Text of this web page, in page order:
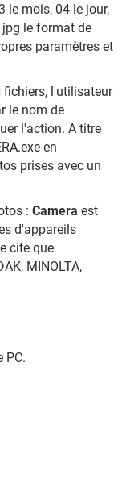
le mois, 04 le jour,
jpg le format de
paramètres et
fichiers, l'utilisateur
le nom de
l'action. A titre
en
prises avec un
: Camera est
d'appareils
cite que
MINOLTA,
PC.